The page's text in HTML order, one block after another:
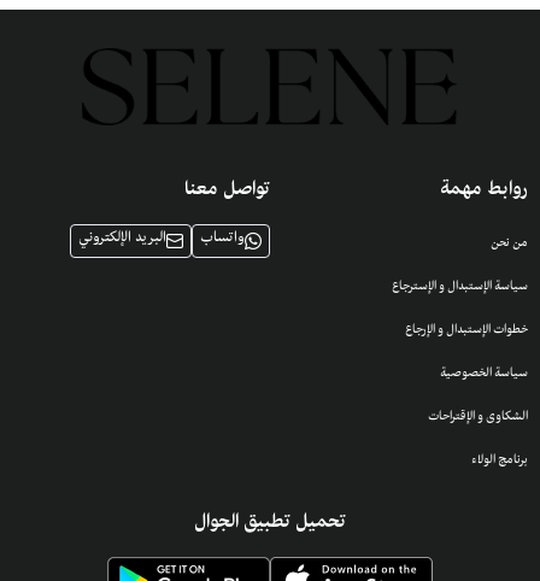
روابط مهمة
من نحن
سياسة الإستبدال و الإسترجاع
خطوات الإستبدال و الإرجاع
سياسة الخصوصية
الشكاوى و الإقتراحات
برنامج الولاء
تواصل معنا
واتساب البريد الإلكتروني
تحميل تطبيق الجوال